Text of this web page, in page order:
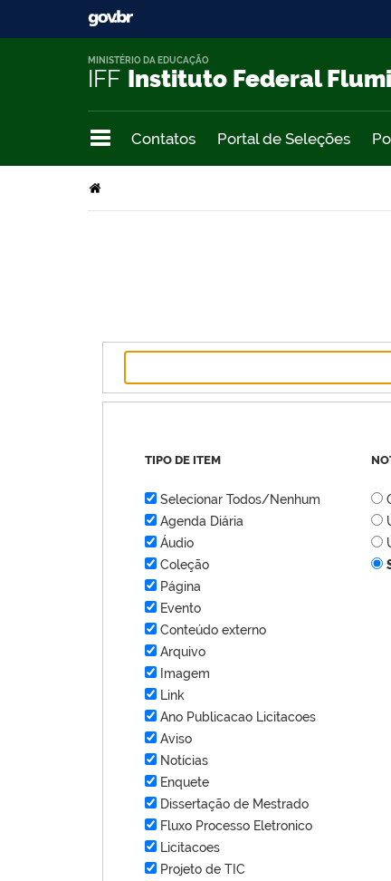
IFF Instituto Federal
MINISTÉRIO DA EDUCAÇÃO
Contatos Portal de Seleções
TIPO DE ITEM
Selecionar Todos/Nenhum
Agenda Diária
Áudio
Coleção
Página
Evento
Conteúdo externo
Arquivo
Imagem
Link
Ano Publicacao Licitacoes
Aviso
Notícias
Enquete
Dissertação de Mestrado
Fluxo Processo Eletronico
Licitacoes
Projeto de TIC